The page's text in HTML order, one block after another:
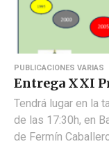
PUBLICACIONES VARIAS
Entrega XXI
Tendrá lugar en la
de las 17:30h, en
de Fermín